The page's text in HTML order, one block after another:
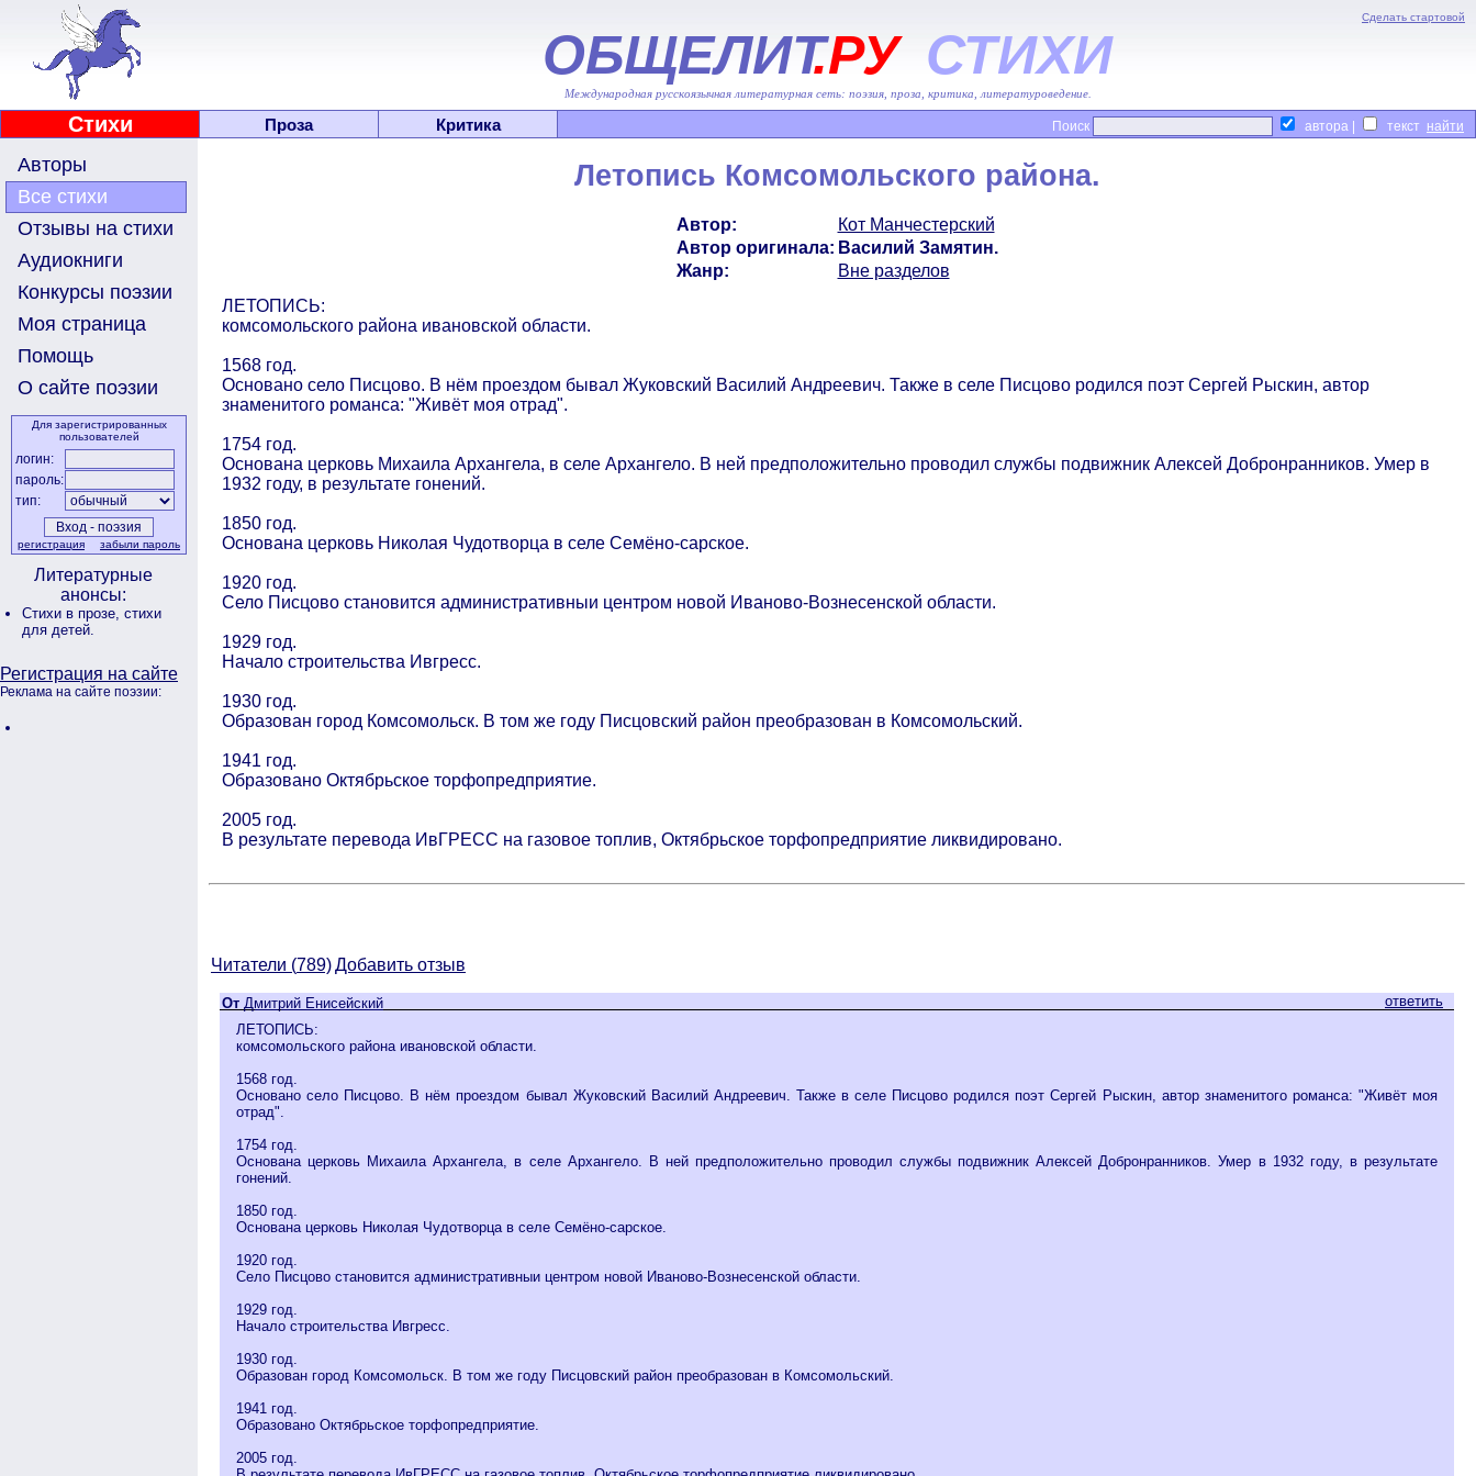
Сделать стартовой
ОБЩЕЛИТ.РУ СТИХИ
Международная русскоязычная литературная сеть: поэзия, проза, критика, литературоведение.
Стихи Проза Критика Поиск автора | текст
Авторы
Все стихи
Отзывы на стихи
Аудиокниги
Конкурсы поэзии
Моя страница
Помощь
О сайте поэзии
Для зарегистрированных
пользователей
логин:
пароль:
тип:
регистрация забыли пароль
Литературные
анонсы:
Стихи в прозе, стихи
для детей.
Регистрация на сайте
Реклама на сайте поэзии:
Летопись Комсомольского района.
Автор:
Кот Манчестерский
Автор оригинала: Василий Замятин.
Жанр:
Вне разделов
ЛЕТОПИСЬ:
комсомольского района ивановской области.
1568 год.
Основано село Писцово. В нём проездом бывал Жуковский Василий Андреевич. Также в селе Писцово родился поэт Сергей Рыскин, автор
знаменитого романса: "Живёт моя отрад".
1754 год.
Основана церковь Михаила Архангела, в селе Архангело. В ней предположительно проводил службы подвижник Алексей Добронранников. Умер в
1932 году, в результате гонений.
1850 год.
Основана церковь Николая Чудотворца в селе Семёно-сарское.
1920 год.
Село Писцово становится административныи центром новой Иваново-Вознесенской области.
1929 год.
Начало строительства Ивгресс.
1930 год.
Образован город Комсомольск. В том же году Писцовский район преобразован в Комсомольский.
1941 год.
Образовано Октябрьское торфопредприятие.
2005 год.
В результате перевода ИвГРЕСС на газовое топлив, Октябрьское торфопредприятие ликвидировано.
Читатели (789)Добавить отзыв
От Дмитрий Енисейский
ответить
ЛЕТОПИСЬ:
комсомольского района ивановской области.
1568 год.
Основано село Писцово. В нём проездом бывал Жуковский Василий Андреевич. Также в селе Писцово родился поэт Сергей Рыскин, автор знаменитого романса: "Живёт моя
отрад".
1754 год.
Основана церковь Михаила Архангела, в селе Архангело. В ней предположительно проводил службы подвижник Алексей Добронранников. Умер в 1932 году, в результате
гонений.
1850 год.
Основана церковь Николая Чудотворца в селе Семёно-сарское.
1920 год.
Село Писцово становится административныи центром новой Иваново-Вознесенской области.
1929 год.
Начало строительства Ивгресс.
1930 год.
Образован город Комсомольск. В том же году Писцовский район преобразован в Комсомольский.
1941 год.
Образовано Октябрьское торфопредприятие.
2005 год.